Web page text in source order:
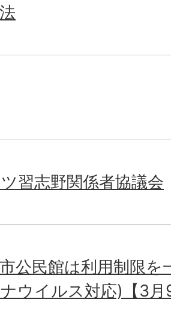
習志野関係者協議会
公民館は利用制限を
ウイルス対応)【3月